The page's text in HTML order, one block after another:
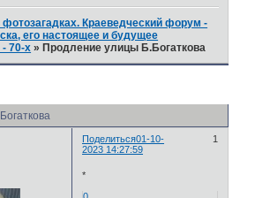
Краеведческий форум -
его настоящее и будущее
- 70-х » Продление улицы Б.Богаткова
Поделиться 1
01-10-
2023 14:27:59
*